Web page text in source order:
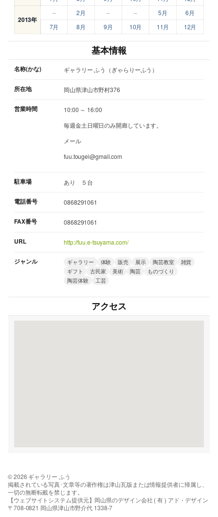
2013年
– 2月 – – 5月
6月
7月
8月 9月 10月 11月 12月
基本情報
名称(かな) ギャラリー ふう（ぎゃらりーふう）
所在地 岡山県津山市野村376
営業時間
10:00 ～ 16:00
毎週金土日曜日のみ開廊しています。
メール
fuu.tougei@gmail.com
駐車場 あり ５台
電話番号 0868291061
FAX番号 0868291061
URL http://fuu.e-tsuyama.com/
ジャンル ギャラリー 体験 販売 展示 陶芸教室
雑貨
ギフト
古民家 美術 陶芸
ものづくり
陶芸体験
工芸
アクセス
© 2026 ギャラリー ふう
掲載されている写真･文章等の著作権は津山瓦版または情報提供者に帰属し、
一切の無断転載を禁じます。
【ウェブサイトシステム提供元】岡山県のデザイン会社 ( 有 ) アド・デザイン
〒708-0821 岡山県津山市野介代 1338-7